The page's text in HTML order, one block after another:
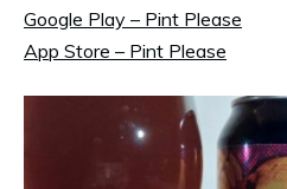
Google Play – Pint Please
App Store – Pint Please